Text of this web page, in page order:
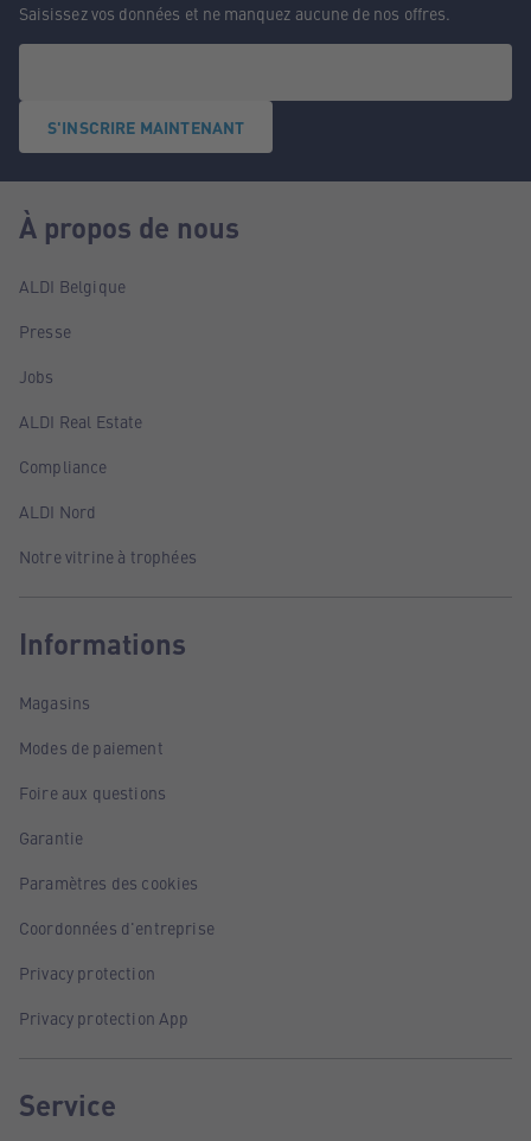
Saisissez vos données et ne manquez aucune de nos offres.
S'INSCRIRE MAINTENANT
À propos de nous
ALDI Belgique
Presse
Jobs
ALDI Real Estate
Compliance
ALDI Nord
Notre vitrine à trophées
Informations
Magasins
Modes de paiement
Foire aux questions
Garantie
Paramètres des cookies
Coordonnées d'entreprise
Privacy protection
Privacy protection App
Service